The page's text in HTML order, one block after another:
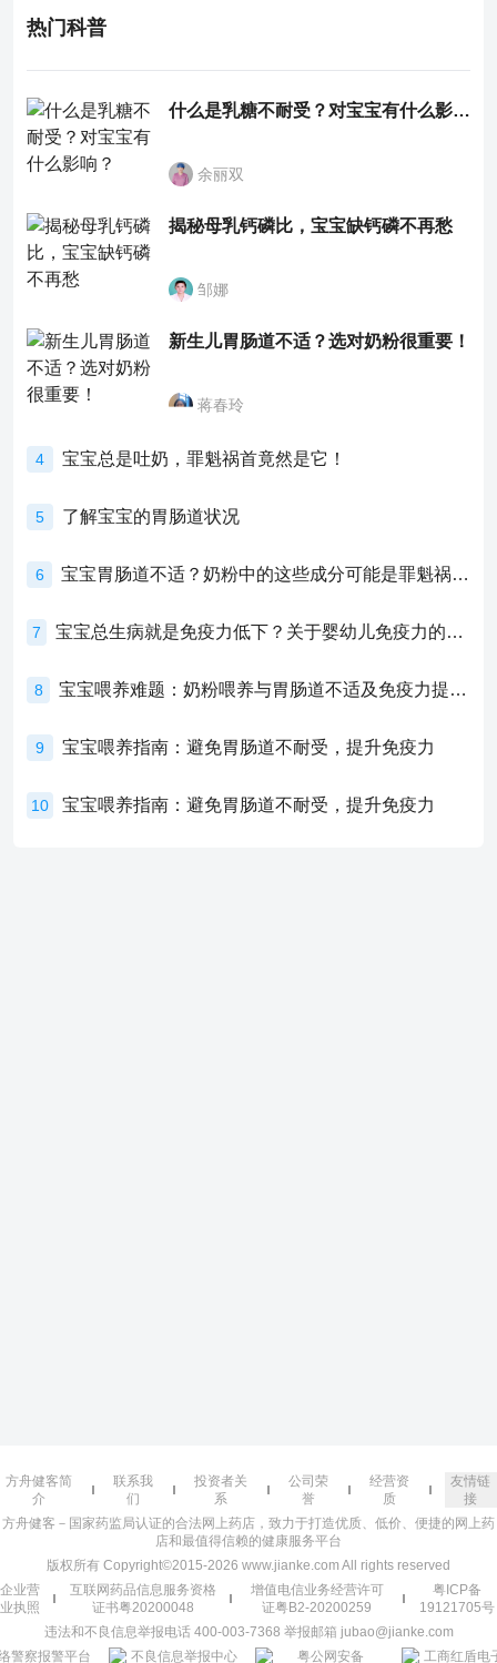
热门科普
什么是乳糖不耐受？对宝宝有什么影响？
余丽双
揭秘母乳钙磷比，宝宝缺钙磷不再愁
邹娜
新生儿胃肠道不适？选对奶粉很重要！
蒋春玲
4 宝宝总是吐奶，罪魁祸首竟然是它！
5 了解宝宝的胃肠道状况
6 宝宝胃肠道不适？奶粉中的这些成分可能是罪魁祸首！
7 宝宝总生病就是免疫力低下？关于婴幼儿免疫力的真相，家长必须了解！
8 宝宝喂养难题：奶粉喂养与胃肠道不适及免疫力提升的奥秘
9 宝宝喂养指南：避免胃肠道不耐受，提升免疫力
10 宝宝喂养指南：避免胃肠道不耐受，提升免疫力
方舟健客简
介
联系我
们
投资者关
系
公司荣
誉
经营资
质
友情链
接
方舟健客－国家药监局认证的合法网上药店，致力于打造优质、低价、便捷的网上药
店和最值得信赖的健康服务平台
版权所有 Copyright©2015-2026 www.jianke.com All rights reserved
企业营
业执照
互联网药品信息服务资格
证书粤20200048
增值电信业务经营许可
证粤B2-20200259
粤ICP备
19121705号
违法和不良信息举报电话 400-003-7368 举报邮箱 jubao@jianke.com